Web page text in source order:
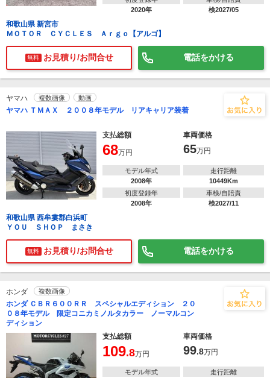
2020年
検2027/05
和歌山県 新宮市
ＭＯＴＯＲ ＣＹＣＬＥＳ Ａｒｇｏ【アルゴ】
無料 お見積り/お問合せ 電話をかける
ヤマハ 複数画像 動画
ヤマハ ＴＭＡＸ ２００８年モデル リアキャリア装着
支払総額 車両価格
68万円 65万円
モデル年式
2008年
走行距離
10449Km
初度登録年
2008年
車検/自賠責
検2027/11
和歌山県 西牟婁郡白浜町
ＹＯＵ ＳＨＯＰ まさき
無料 お見積り/お問合せ 電話をかける
ホンダ 複数画像
ホンダ ＣＢＲ６００ＲＲ スペシャルエディション ２０
０８年モデル 限定コニカミノルタカラー ノーマルコン
ディション
支払総額
車両価格
109.8万円 99.8万円
モデル年式
走行距離